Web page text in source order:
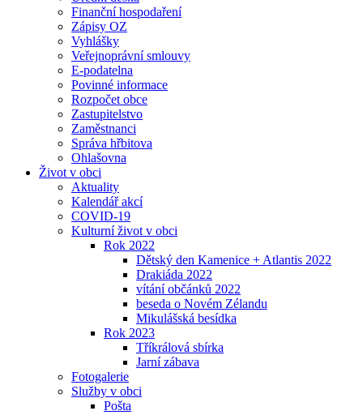
Finanční hospodaření
Zápisy OZ
Vyhlášky
Veřejnoprávní smlouvy
E-podatelna
Povinné informace
Rozpočet obce
Zastupitelstvo
Zaměstnanci
Správa hřbitova
Ohlašovna
Život v obci
Aktuality
Kalendář akcí
COVID-19
Kulturní život v obci
Rok 2022
Dětský den Kamenice + Atlantis 2022
Drakiáda 2022
vítání občánků 2022
beseda o Novém Zélandu
Mikulášská besídka
Rok 2023
Tříkrálová sbírka
Jarní zábava
Fotogalerie
Služby v obci
Pošta